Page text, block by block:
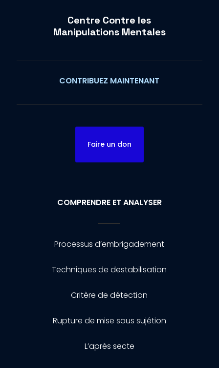
Centre Contre les
Manipulations Mentales
CONTRIBUEZ MAINTENANT
Faire un don
COMPRENDRE ET ANALYSER
Processus d’embrigadement
Techniques de destabilisation
Critère de détection
Rupture de mise sous sujétion
L’après secte